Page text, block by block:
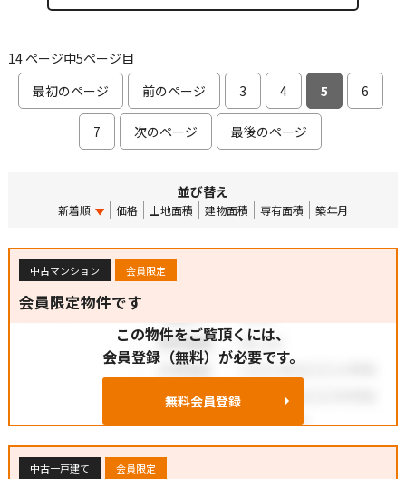
14 ページ中5ページ目
最初のページ
前のページ 3 4 5 6
7 次のページ 最後のページ
並び替え
新着順 価格 土地面積 建物面積 専有面積 築年月
中古マンション 会員限定
会員限定物件です
この物件をご覧頂くには、
会員登録（無料）が必要です。
無料会員登録
中古一戸建て 会員限定